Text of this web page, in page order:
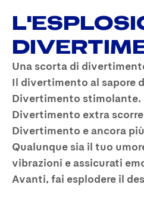
Una scorta di
Il divertimento al sapore
Divertimento stimolante.
Divertimento extra
Divertimento e ancora
Qualunque sia il tuo
vibrazioni e assicurati
Avanti, fai esplodere il